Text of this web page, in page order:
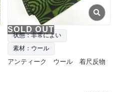
SOLD OUT
状態：非常によい
素材：ウール
アンティーク ウール 着尺反物